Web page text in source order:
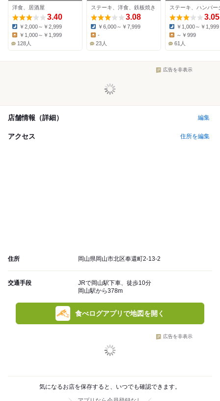
洋食、居酒屋
3.40
Dinner:
￥2,000～￥2,999
￥1,000～￥1,999
128人
ステーキ、洋食、鉄板焼き
3.08
Dinner:
￥6,000～￥7,999
Lunch:
-
23人
3.05
Dinner:
￥1,000～￥1,999
Lunch:
～￥999
61人
広告を非表示
店舗情報（詳細） 編集
アクセス 住所を編集
住所 岡山県岡山市北区奉還町2-13-2
交通手段
JRで岡山駅下車、徒歩10分
岡山駅から378m
食べログアプリで地図を開く
広告を非表示
気になるお店を保存すると、いつでも確認できます。